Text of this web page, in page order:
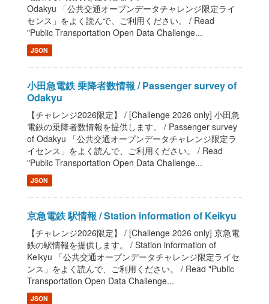
Odakyu 「公共交通オープンデータチャレンジ限定ライ
センス」をよく読んで、ご利用ください。 / Read
"Public Transportation Open Data Challenge...
JSON
小田急電鉄 乗降者数情報 / Passenger survey of
Odakyu
【チャレンジ2026限定】 / [Challenge 2026 only] 小田急
電鉄の乗降者数情報を提供します。 / Passenger survey
of Odakyu 「公共交通オープンデータチャレンジ限定ラ
イセンス」をよく読んで、ご利用ください。 / Read
"Public Transportation Open Data Challenge...
JSON
京急電鉄 駅情報 / Station information of Keikyu
【チャレンジ2026限定】 / [Challenge 2026 only] 京急電
鉄の駅情報を提供します。 / Station information of
Keikyu 「公共交通オープンデータチャレンジ限定ライセ
ンス」をよく読んで、ご利用ください。 / Read "Public
Transportation Open Data Challenge...
JSON